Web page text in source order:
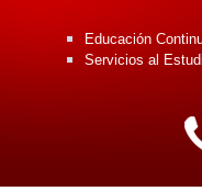
Educación
Servicios al